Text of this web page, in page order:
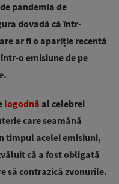
pandemia de
dovadă că într-
ar fi o apariție recentă
o emisiune de pe
.
logodnă al celebrei
care seamănă
timpul acelei emisiuni,
că a fost obligată
să contrazică zvonurile.